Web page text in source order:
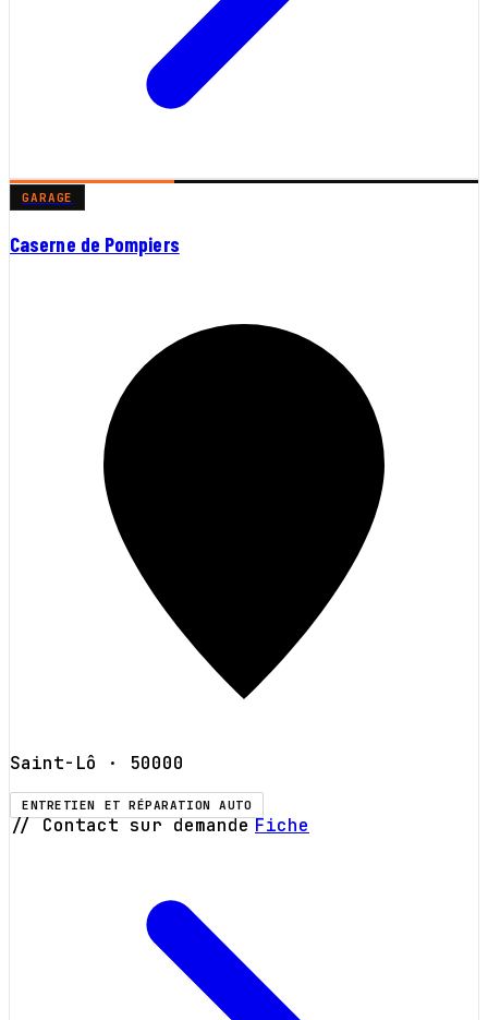
GARAGE
Caserne de Pompiers
Saint-Lô · 50000
ENTRETIEN ET RÉPARATION AUTO
// Contact sur demande Fiche